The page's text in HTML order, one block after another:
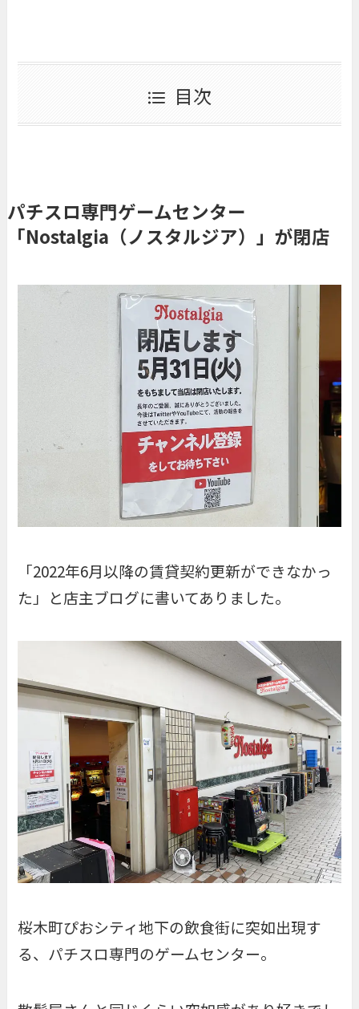
目次
パチスロ専門ゲームセンター
「Nostalgia（ノスタルジア）」が閉店
「2022年6月以降の賃貸契約更新ができなかっ
た」と店主ブログに書いてありました。
桜木町ぴおシティ地下の飲食街に突如出現す
る、パチスロ専門のゲームセンター。